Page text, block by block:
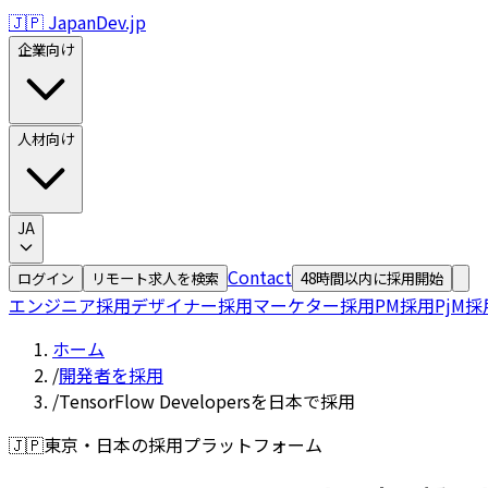
🇯🇵 JapanDev.jp
企業向け
人材向け
JA
ログイン リモート求人を検索 Contact 48時間以内に採用開始
エンジニア採用デザイナー採用マーケター採用PM採用PjM採
ホーム
/開発者を採用
/TensorFlow Developersを日本で採用
🇯🇵東京・日本の採用プラットフォーム